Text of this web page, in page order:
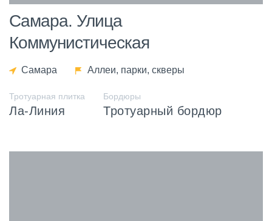
Самара. Улица
Коммунистическая
Самара Аллеи, парки, скверы
Тротуарная плитка
Ла-Линия
Бордюры
Тротуарный бордюр